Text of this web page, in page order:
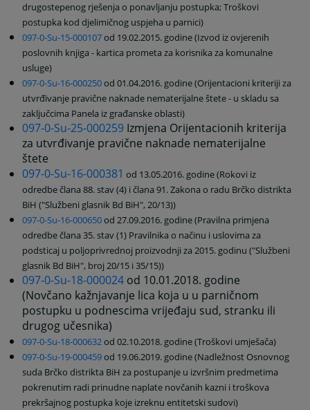
drugostepenog rješenja o ponavljanju postupka; Troškovi
postupka kod djelimičnog uspjeha u parnici)
097-0-Su-15-000107od 19.02.2015. godine (Izvod iz ovjerenih
poslovnih knjiga - kartica prometa za korisnika za komunalne
usluge)
097-0-Su-16-000250od 01.04.2016. godine (Orijentacioni kriteriji za
utvrđivanje pravične naknade nematerijalne štete - u skladu sa
zaključcima Panela iz građanske oblasti)
097-0-Su-25-000259Izmjena Orijentacionih kriterija
za utvrđivanje pravične naknade nematerijalne
štete
097-0-Su-16-000381 od 13.05.2016. godine (Rokovi iz
odredbe člana 88. stav (4) i člana 91. Zakona o radu Brčko distrikta
BiH ("Službeni glasnik Bd BiH", 20/13))
097-0-Su-16-000650od 27.09.2016. godine (Pravilna primjena
odredbe člana 35. stav (1) Pravilnika o načinu i uslovima za
podsticaj u poljoprivrednoj proizvodnji za 2015. godinu ("Službeni
glasnik Bd BiH", broj 20/15 i 35/15))
097-0-Su-18-000024od 10.01.2018. godine
(Novčano kažnjavanje lica koja u u parničnom
postupku u podnescima vrijeđaju sud, stranku ili
drugog učesnika)
097-0-Su-18-000632od 02.10.2018. godine (Troškovi umješača)
097-0-Su-19-000459od 19.06.2019. godine (Nadležnost Osnovnog
suda Brčko distrikta BiH za postupanje u izvršnim predmetima
pokrenutim radi prinudne naplate novčanih kazni i troškova
prekršajnog postupka koje izreknu entitetski sudovi)